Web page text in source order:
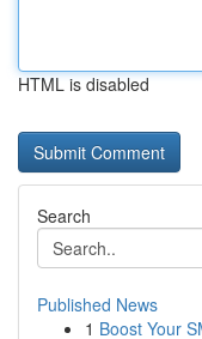
HTML is disabled
Search
Published News
1 Boost Your